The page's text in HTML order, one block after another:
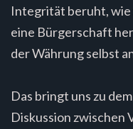
Integrität beruht, wie
eine Bürgerschaft
der Währung selbst
Das bringt uns zu
Diskussion zwischen